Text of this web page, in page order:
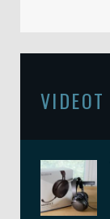
VIDEOT